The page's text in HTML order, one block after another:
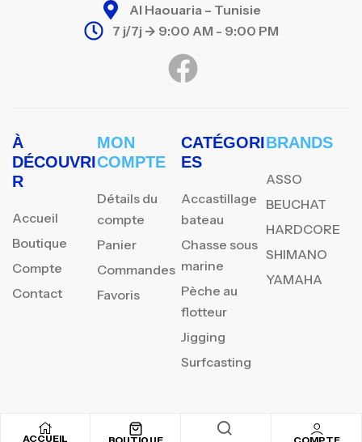
ACCUEIL
Al Haouaria – Tunisie
7 j/7j -> 9:00 AM - 9:00 PM
À
DÉCOUVRI
R
Accueil
Boutique
Compte
Contact
MON
COMPTE
Détails du
compte
Panier
Commandes
Favoris
CATÉGORI
ES
Accastillage
bateau
Chasse sous
marine
Pèche au
flotteur
Jigging
Surfcasting
BRANDS
ASSO
BEUCHAT
HARDCORE
SHIMANO
YAMAHA
REJOIGNEZ NOTRE